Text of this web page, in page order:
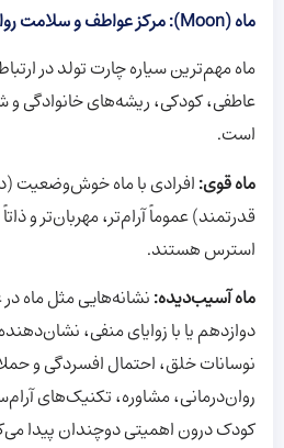
ماه (Moon): مرکز عواطف و سلامت روان
ماه مهم‌ترین سیاره چارت تولد در
عاطفی، کودکی، ریشه‌های خانوادگی
است.
ماه قوی:افرادی با ماه خوش‌وضعیت
قدرتمند) عموماً آرام‌تر، مهربان‌تر و ذاتاً
استرس هستند.
ماه آسیب‌دیده:نشانه‌هایی مثل ماه
دوازدهم یا با زوایای منفی،
نوسانات خلق، احتمال افسردگی و
روان‌درمانی، مشاوره، تکنیک‌های
کودک درون اهمیتی دوچندان پیدا